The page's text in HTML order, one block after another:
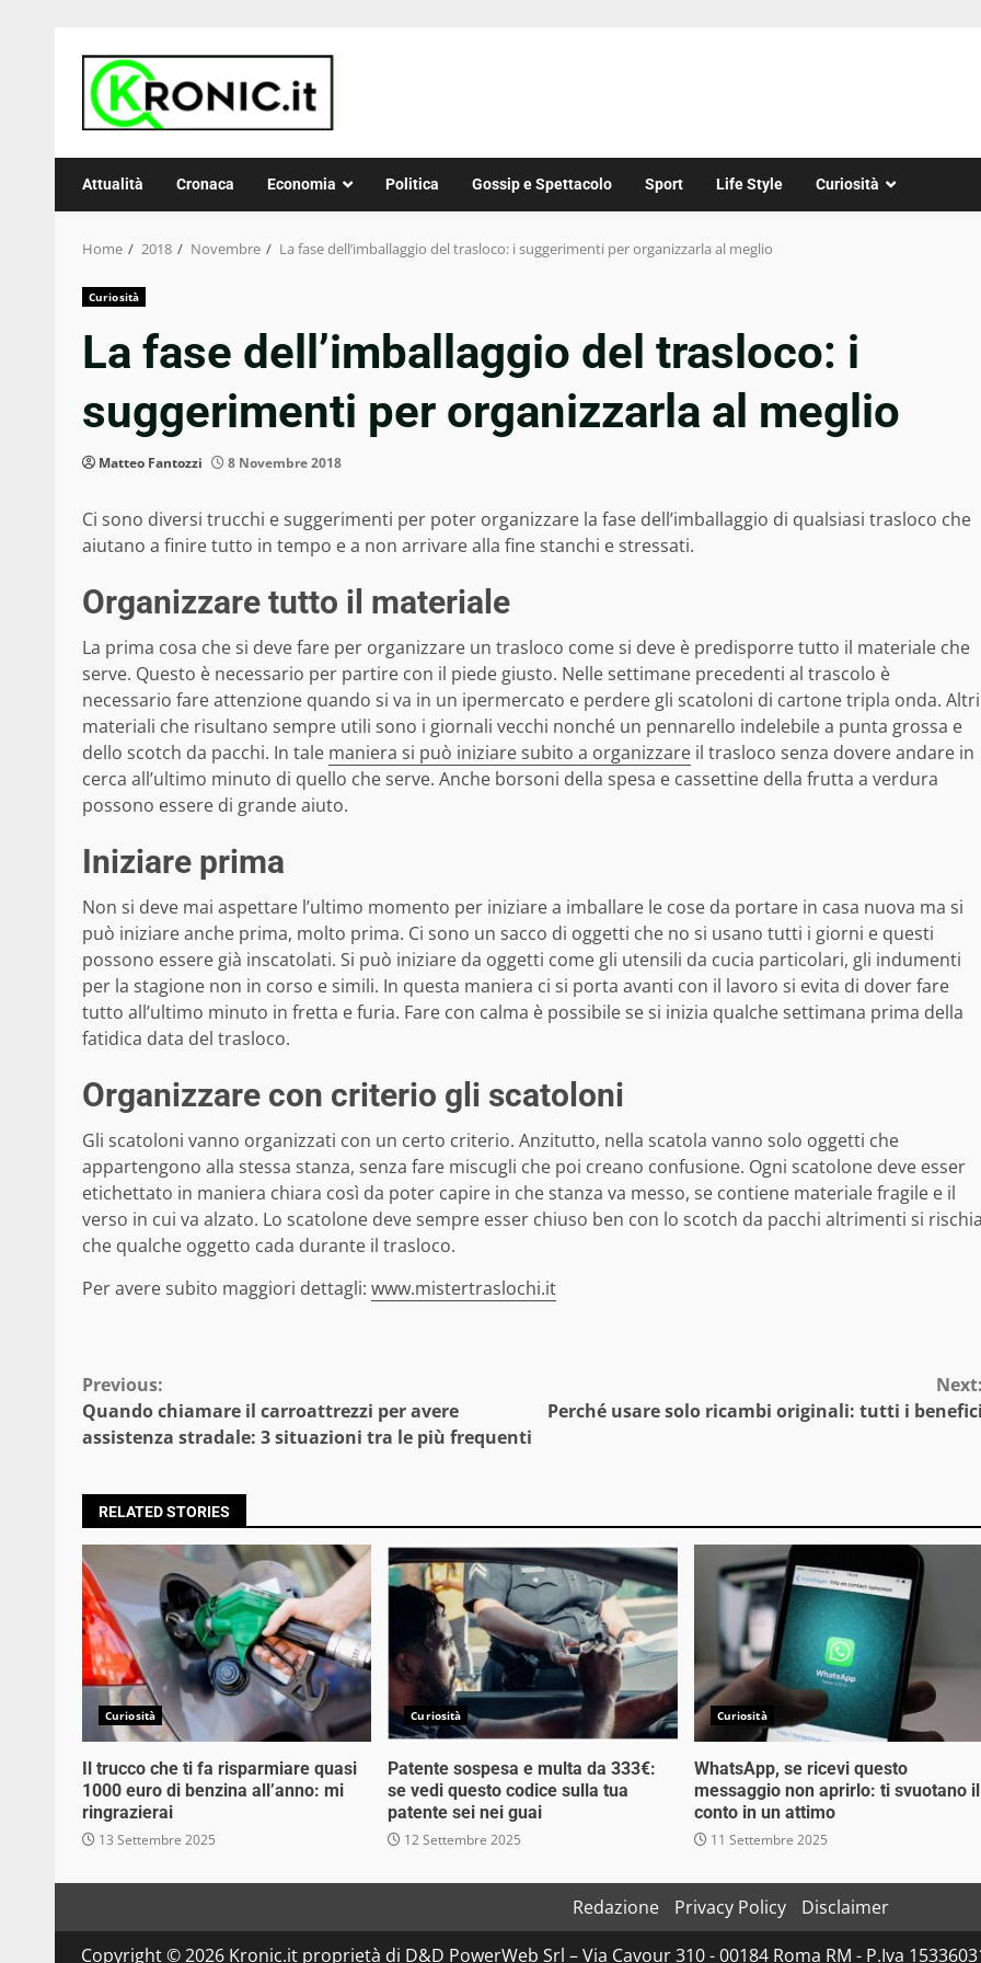
content
Attualità Cronaca Economia Politica Gossip e Spettacolo Sport Life Style Curiosità
Home 2018 Novembre La fase dell’imballaggio del trasloco: i suggerimenti per organizzarla al meglio
Curiosità
La fase dell’imballaggio del trasloco: i
suggerimenti per organizzarla al meglio
Matteo Fantozzi 8 Novembre 2018
Ci sono diversi trucchi e suggerimenti per poter organizzare la fase dell’imballaggio di qualsiasi trasloco che
aiutano a finire tutto in tempo e a non arrivare alla fine stanchi e stressati.
Organizzare tutto il materiale
La prima cosa che si deve fare per organizzare un trasloco come si deve è predisporre tutto il materiale che
serve. Questo è necessario per partire con il piede giusto. Nelle settimane precedenti al trascolo è
necessario fare attenzione quando si va in un ipermercato e perdere gli scatoloni di cartone tripla onda. Altri
materiali che risultano sempre utili sono i giornali vecchi nonché un pennarello indelebile a punta grossa e
dello scotch da pacchi. In tale maniera si può iniziare subito a organizzare il trasloco senza dovere andare in
cerca all’ultimo minuto di quello che serve. Anche borsoni della spesa e cassettine della frutta a verdura
possono essere di grande aiuto.
Iniziare prima
Non si deve mai aspettare l’ultimo momento per iniziare a imballare le cose da portare in casa nuova ma si
può iniziare anche prima, molto prima. Ci sono un sacco di oggetti che no si usano tutti i giorni e questi
possono essere già inscatolati. Si può iniziare da oggetti come gli utensili da cucia particolari, gli indumenti
per la stagione non in corso e simili. In questa maniera ci si porta avanti con il lavoro si evita di dover fare
tutto all’ultimo minuto in fretta e furia. Fare con calma è possibile se si inizia qualche settimana prima della
fatidica data del trasloco.
Organizzare con criterio gli scatoloni
Gli scatoloni vanno organizzati con un certo criterio. Anzitutto, nella scatola vanno solo oggetti che
appartengono alla stessa stanza, senza fare miscugli che poi creano confusione. Ogni scatolone deve esser
etichettato in maniera chiara così da poter capire in che stanza va messo, se contiene materiale fragile e il
verso in cui va alzato. Lo scatolone deve sempre esser chiuso ben con lo scotch da pacchi altrimenti si rischia
che qualche oggetto cada durante il trasloco.
Per avere subito maggiori dettagli: www.mistertraslochi.it
Continue
Reading
Previous:
Quando chiamare il carroattrezzi per avere
assistenza stradale: 3 situazioni tra le più frequenti
Next:
Perché usare solo ricambi originali: tutti i benefici
RELATED STORIES
Curiosità
Il trucco che ti fa risparmiare quasi
1000 euro di benzina all’anno: mi
ringrazierai
13 Settembre 2025
Curiosità
Patente sospesa e multa da 333€:
se vedi questo codice sulla tua
patente sei nei guai
12 Settembre 2025
Curiosità
WhatsApp, se ricevi questo
messaggio non aprirlo: ti svuotano il
conto in un attimo
11 Settembre 2025
Redazione Privacy Policy
Disclaimer
Copyright © 2026 Kronic.it proprietà di D&D PowerWeb Srl – Via Cavour 310 - 00184 Roma RM - P.Iva